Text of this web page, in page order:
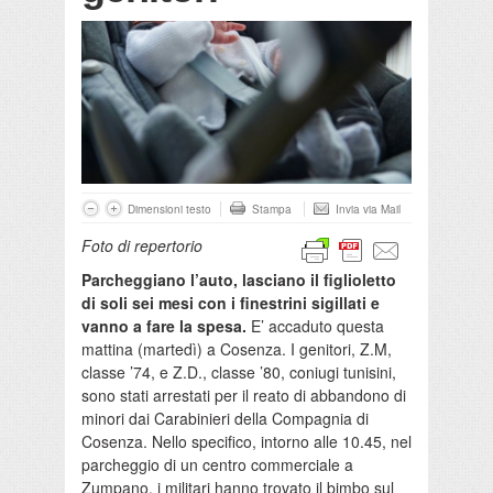
Dimensioni testo Stampa Invia via Mail
Foto di repertorio
Parcheggiano l’auto, lasciano il figlioletto
di soli sei mesi con i finestrini sigillati e
vanno a fare la spesa. E’ accaduto questa
mattina (martedì) a Cosenza. I genitori, Z.M,
classe ’74, e Z.D., classe ’80, coniugi tunisini,
sono stati arrestati per il reato di abbandono di
minori dai Carabinieri della Compagnia di
Cosenza. Nello specifico, intorno alle 10.45, nel
parcheggio di un centro commerciale a
Zumpano, i militari hanno trovato il bimbo sul